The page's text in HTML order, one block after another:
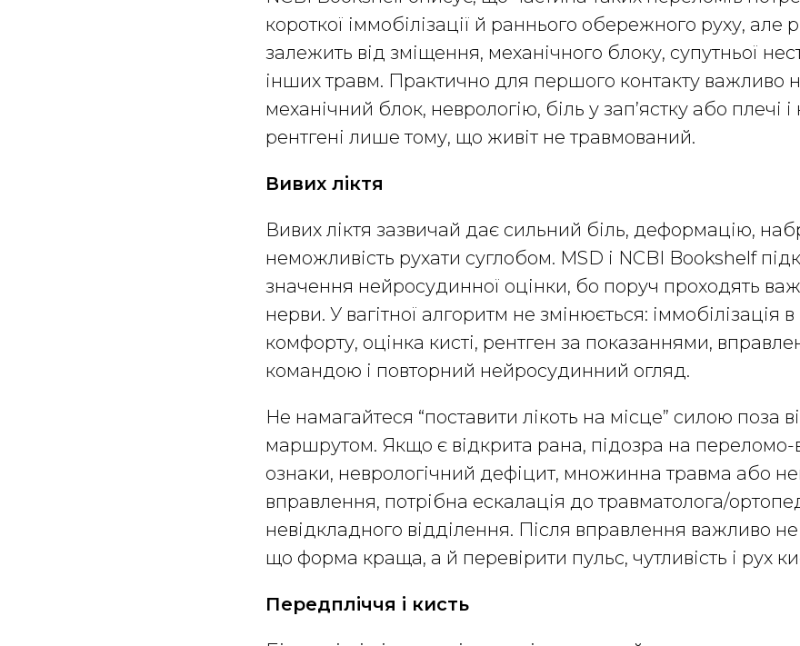
короткої іммобілізації й раннього обережного руху, але
залежить від зміщення, механічного блоку, супутньої
інших травм. Практично для першого контакту важливо
механічний блок, неврологію, біль у зап’ястку або плечі
рентгені лише тому, що живіт не травмований.
Вивих ліктя
Вивих ліктя зазвичай дає сильний біль, деформацію,
неможливість рухати суглобом. MSD і NCBI Bookshelf
значення нейросудинної оцінки, бо поруч проходять
нерви. У вагітної алгоритм не змінюється: іммобілізація
комфорту, оцінка кисті, рентген за показаннями,
командою і повторний нейросудинний огляд.
Не намагайтеся “поставити лікоть на місце” силою поза
маршрутом. Якщо є відкрита рана, підозра на переломо-
ознаки, неврологічний дефіцит, множинна травма або
вправлення, потрібна ескалація до травматолога/
невідкладного відділення. Після вправлення важливо не
що форма краща, а й перевірити пульс, чутливість і рух
Передпліччя і кисть